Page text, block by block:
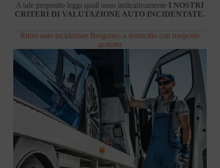
A tale proposito leggi quali sono indicativamente I NOSTRI
CRITERI DI VALUTAZIONE AUTO INCIDENTATE.
Ritiro auto incidentate Bergamo: a domicilio con trasporto
gratuito